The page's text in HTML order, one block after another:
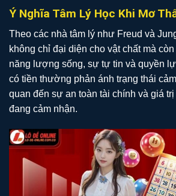
Ý Nghĩa Tâm Lý Học Khi Mơ
Theo các nhà tâm lý như Freud và
không chỉ đại diện cho vật chất mà
năng lượng sống, sự tự tin và quyền
có tiền thường phản ánh trạng thái
quan đến sự an toàn tài chính và giá
đang cảm nhận.